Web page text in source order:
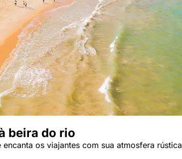
beira do rio
os viajantes com sua atmosfera